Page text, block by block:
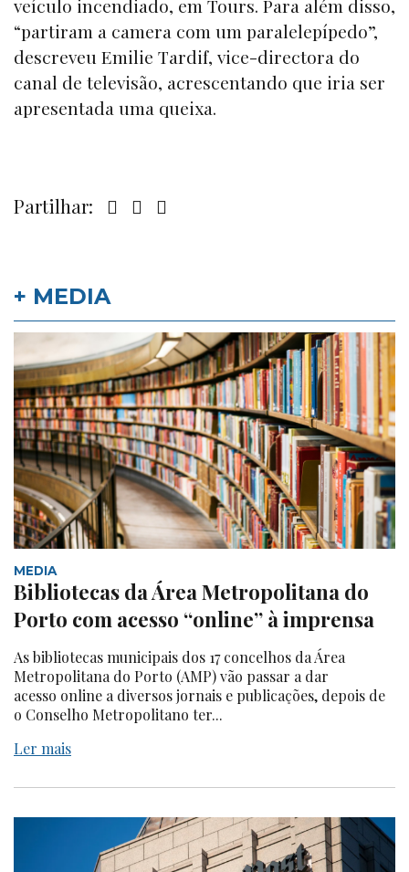
veículo incendiado, em Tours. Para além disso,
“partiram a camera com um paralelepípedo”,
descreveu Emilie Tardif, vice-directora do
canal de televisão, acrescentando que iria ser
apresentada uma queixa.
Partilhar:
+ MEDIA
MEDIA
Bibliotecas da Área Metropolitana do
Porto com acesso “online” à imprensa
As bibliotecas municipais dos 17 concelhos da Área
Metropolitana do Porto (AMP) vão passar a dar
acesso online a diversos jornais e publicações, depois de
o Conselho Metropolitano ter...
Ler mais